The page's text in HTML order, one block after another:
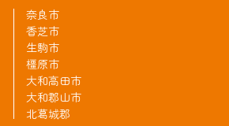
奈良市
香芝市
生駒市
橿原市
大和高田市
大和郡山市
北葛城郡